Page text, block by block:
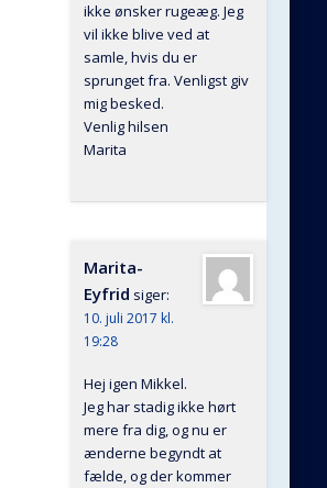
ikke ønsker rugeæg. Jeg
vil ikke blive ved at
samle, hvis du er
sprunget fra. Venligst giv
mig besked.
Venlig hilsen
Marita
Marita-
Eyfrid siger:
10. juli 2017 kl.
19:28
Hej igen Mikkel.
Jeg har stadig ikke hørt
mere fra dig, og nu er
ænderne begyndt at
fælde, og der kommer